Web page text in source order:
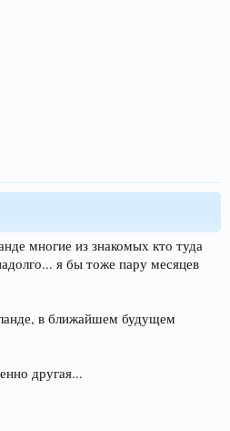
многие из знакомых кто туда
я бы тоже пару месяцев
в ближайшем будущем
другая...